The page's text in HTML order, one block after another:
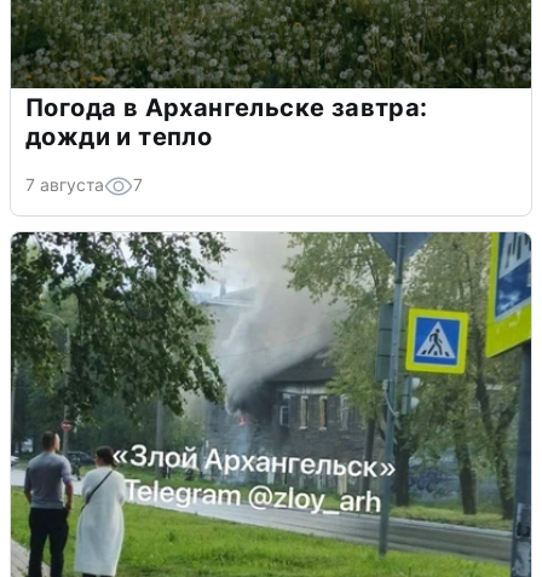
Погода в Архангельске завтра:
дожди и тепло
7 августа 7